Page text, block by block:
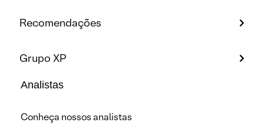
Recomendações
Grupo XP
Analistas
Conheça nossos analistas